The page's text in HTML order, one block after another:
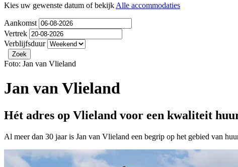
Kies uw gewenste datum of bekijk Alle accommodaties
Aankomst
Vertrek
Verblijfsduur
Foto: Jan van Vlieland
Jan van Vlieland
Hét adres op Vlieland voor een kwaliteit
Al meer dan 30 jaar is Jan van Vlieland een begrip op het gebied van